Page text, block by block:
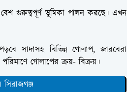
গুরুত্বপূর্ণ ভূমিকা পালন করছে। এখন
সাদাসহ বিভিন্ন গোলাপ, জারবেরা
গোলাপের ক্রয়- বিক্রয়।